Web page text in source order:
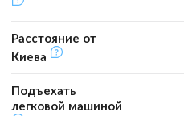
Расстояние от
Киева
Подъехать
легковой машиной